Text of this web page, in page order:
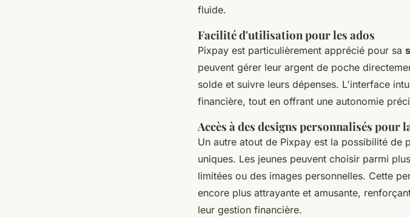
fluide.
Facilité d'utilisation pour les ados
Pixpay est particulièrement apprécié pour sa
peuvent gérer leur argent de poche
solde et suivre leurs dépenses. L'interface
financière, tout en offrant une autonomie
Accès à des designs personnalisés pour
Un autre atout de Pixpay est la possibilité de
uniques. Les jeunes peuvent choisir parmi
limitées ou des images personnelles. Cette
encore plus attrayante et amusante,
leur gestion financière.